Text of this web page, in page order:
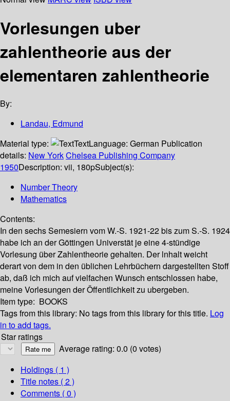
Vorlesungen uber
zahlentheorie aus der
elementaren zahlentheorie
By:
Landau, Edmund
Material type:
TextLanguage: German Publication
details: New YorkChelsea Publishing Company
1950Description: vii, 180pSubject(s):
Number Theory
Mathematics
Contents:
In den sechs Semesiern vom W.-S. 1921-22 bis zum S.-S. 1924
habe ich an der Göttingen Universtät je eine 4-stündige
Vorlesung über Zahlentheorie gehalten. Der lnhalt weicht
derart von dem in den üblichen Lehrbüchern dargestellten Stoff
ab, daß ich mich auf vielfachen Wunsch entschlossen habe,
meine Vorlesungen der Öffentlichkeit zu ubergeben.
Item type: BOOKS
Tags from this library: No tags from this library for this title. Log
in to add tags.
Star ratings
Average rating: 0.0 (0 votes)
Holdings ( 1 )
Title notes ( 2 )
Comments ( 0 )